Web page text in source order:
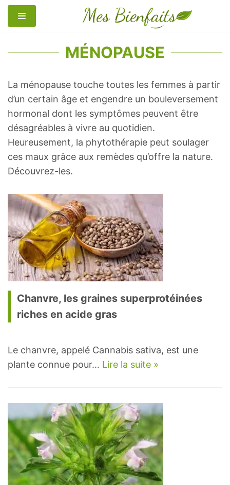
Aller
au
MÉNOPAUSE
La ménopause touche toutes les femmes à partir
d’un certain âge et engendre un bouleversement
hormonal dont les symptômes peuvent être
désagréables à vivre au quotidien.
Heureusement, la phytothérapie peut soulager
ces maux grâce aux remèdes qu’offre la nature.
Découvrez-les.
Chanvre, les graines superprotéinées
riches en acide gras
Le chanvre, appelé Cannabis sativa, est une
plante connue pour… Lire la suite »